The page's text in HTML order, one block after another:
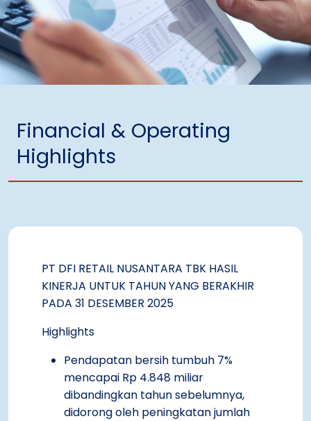
Financial & Operating
Highlights
PT DFI RETAIL NUSANTARA TBK HASIL
KINERJA UNTUK TAHUN YANG BERAKHIR
PADA 31 DESEMBER 2025
Highlights
Pendapatan bersih tumbuh 7%
mencapai Rp 4.848 miliar
dibandingkan tahun sebelumnya,
didorong oleh peningkatan jumlah